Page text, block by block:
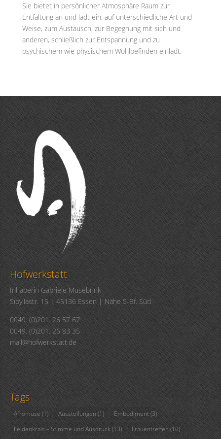
Sie bietet in persönlicher Atmosphäre Raum zur
Entfaltung an und lädt ein, auf unterschiedliche Art und
Weise, zum Austausch, zur Begegnung mit sich und
anderen, schließlich zur Entspannung und zu
psychischem wie physischem Wohlbefinden einlädt.
Hofwerkstatt
Inhaberin Gabriele Musebrink
Sibyllastr. 15 | 45136 Essen | Nähe S-Bf. Süd
0049. (0)201. 26 57 67
0049. (0)201. 26 83 35
mail@hofwerkstatt.de
Tags
Afromuse (1) Ausstellungen(1) Embodiment(3)
Feldenkrais – Stimme und Ausdruck(13) Frauentreffen(10)